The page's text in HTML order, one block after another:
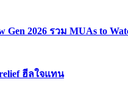
Gen 2026 รวม MUAs to
ฮีลใจแทน